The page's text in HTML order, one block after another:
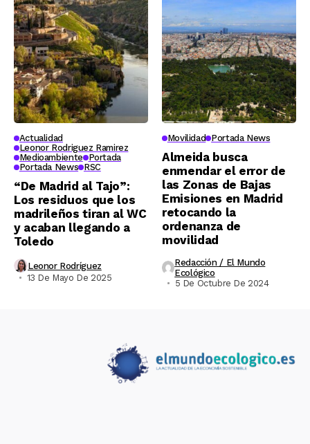
Actualidad
Leonor Rodriguez Ramirez
Medioambiente Portada
Portada News RSC
“De Madrid al Tajo”:
Los residuos que los
madrileños tiran al WC
y acaban llegando a
Toledo
Leonor Rodríguez
13 De Mayo De 2025
Movilidad Portada News
Almeida busca
enmendar el error de
las Zonas de Bajas
Emisiones en Madrid
retocando la
ordenanza de
movilidad
Redacción / El Mundo
Ecológico
5 De Octubre De 2024